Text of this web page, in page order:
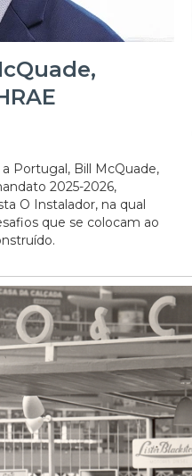
Portugal, Bill McQuade,
2025-2026,
O Instalador, na qual
que se colocam ao